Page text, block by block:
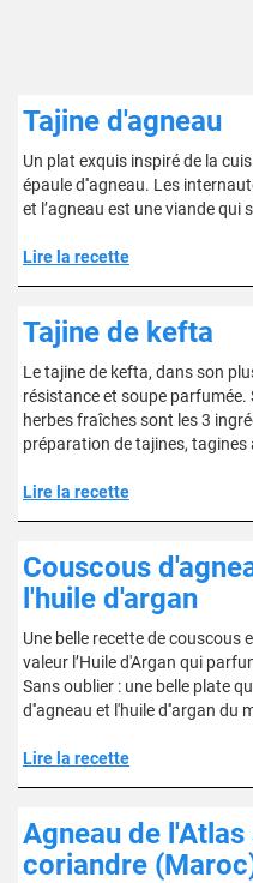
Tajine d'agneau
Un plat exquis inspiré de la
épaule d''agneau. Les
et l’agneau est une viande qui
Lire la recette
Tajine de kefta
Le tajine de kefta, dans son
résistance et soupe parfumée.
herbes fraîches sont les 3
préparation de tajines, tagines
Lire la recette
Couscous
l'huile d'argan
Une belle recette de couscous
valeur l’Huile d'Argan qui
Sans oublier : une belle plate
d''agneau et l'huile d''argan du
Lire la recette
Agneau de
coriandre